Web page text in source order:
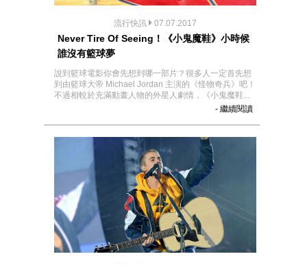
流行快訊 07.07.2017
Never Tire Of Seeing！《小鬼魔鞋》小時候
誰沒有籃球夢
說到籃球電影你會先想到哪一部片？很多人一定首先想
到由籃球大帝 Michael Jordan 主演的《怪物奇兵》吧！
不過相較於充滿動畫人物的外星人劇情，《小鬼魔鞋...
- 繼續閱讀